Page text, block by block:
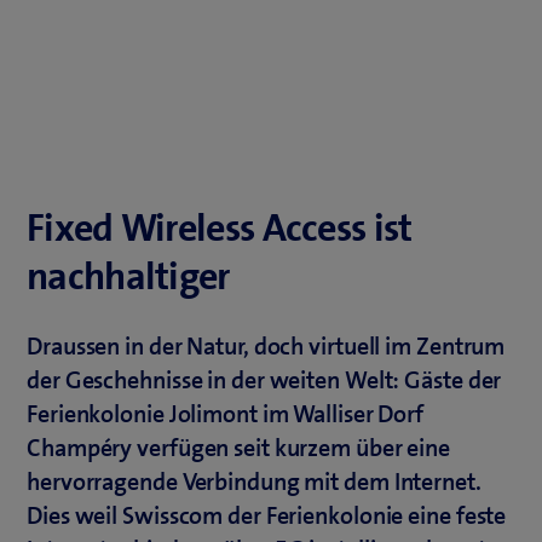
Fixed Wireless Access ist
nachhaltiger
Draussen in der Natur, doch virtuell im Zentrum
der Geschehnisse in der weiten Welt: Gäste der
Ferienkolonie Jolimont im Walliser Dorf
Champéry verfügen seit kurzem über eine
hervorragende Verbindung mit dem Internet.
Dies weil Swisscom der Ferienkolonie eine feste